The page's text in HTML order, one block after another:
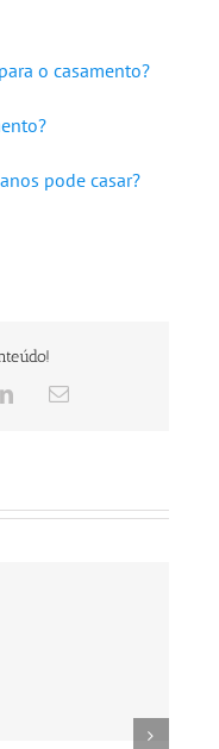
o casamento?
pode casar?
LinkedIn
E-